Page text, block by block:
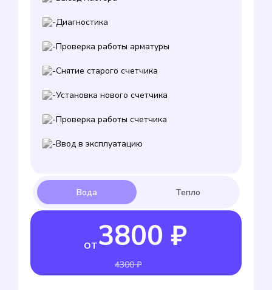
Диагностика
Проверка работы арматуры
Снятие старого счетчика
Установка нового счетчика
Проверка работы счетчика
Ввод в эксплуатацию
от3800 ₽
4300 ₽